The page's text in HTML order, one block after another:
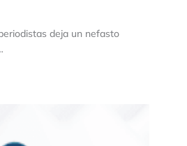
deja un nefasto